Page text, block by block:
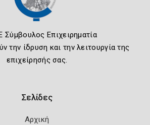
Σύμβουλος Επιχειρηματία
την ίδρυση και την λειτουργία της
επιχείρησής σας.
Σελίδες
Αρχική